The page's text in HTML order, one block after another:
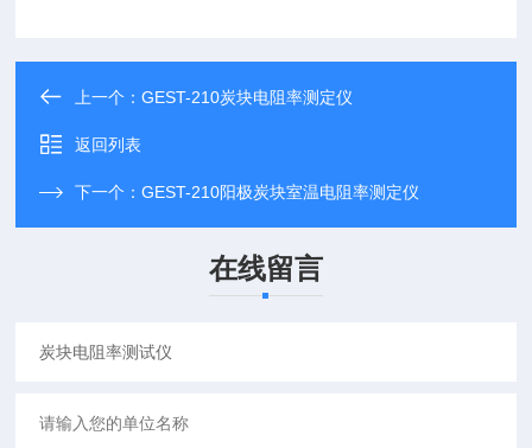
上一个：GEST-210炭块电阻率测定仪
返回列表
下一个：GEST-210阳极炭块室温电阻率测定仪
在线留言